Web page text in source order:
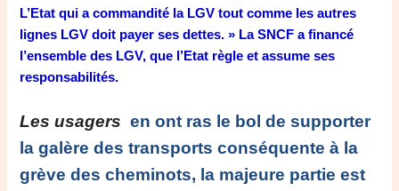
L’Etat qui a commandité la LGV tout comme les autres
lignes LGV doit payer ses dettes. » La SNCF a financé
l’ensemble des LGV, que l’Etat règle et assume ses
responsabilités.
Les usagers en ont ras le bol de supporter
la galère des transports conséquente à la
grève des cheminots, la majeure partie est